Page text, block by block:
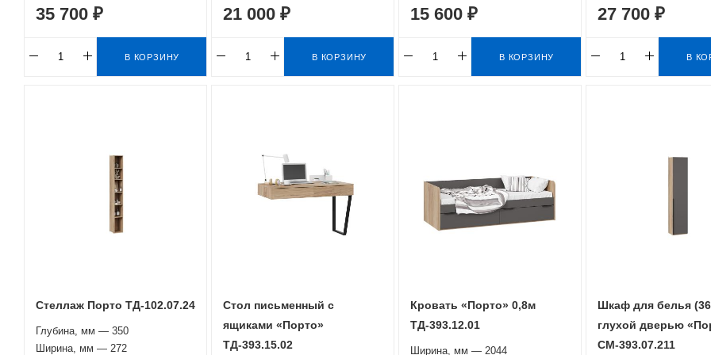
35 700 ₽
В КОРЗИНУ
21 000 ₽
В КОРЗИНУ
15 600 ₽
В КОРЗИНУ
27 700 ₽
В
Стеллаж Порто ТД-102.07.24
Глубина, мм — 350
Ширина, мм — 272
Стол письменный с
ящиками «Порто»
ТД-393.15.02
Кровать «Порто» 0,8м
ТД-393.12.01
Ширина, мм — 2044
Шкаф для белья
глухой дверью
СМ-393.07.211